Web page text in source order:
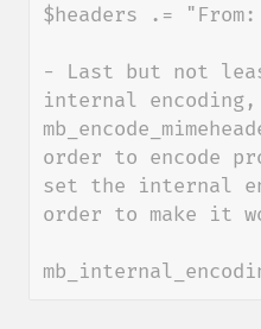
$headers .=
- Last but not
internal encoding,
order to encode
set the internal
order to make it